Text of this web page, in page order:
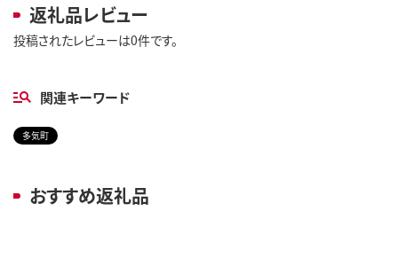
返礼品レビュー
投稿されたレビューは0件です。
関連キーワード
多気町
おすすめ返礼品